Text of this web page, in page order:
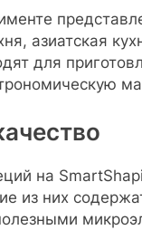
азиатская
для
на
из них